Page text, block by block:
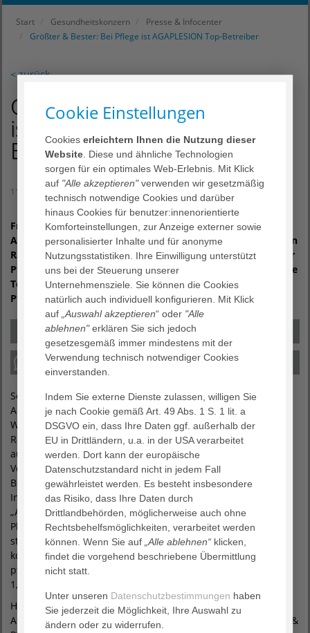
Start Gesundheitskonzern
Presse & Infocenter
Größter & Bester: Bei Pflege ist AGAPLESION Top-Betreiber
< zurück
Größter & Bester: Bei Pflege
ist AGAPLESION Top-
Betreiber
11. Februar 2019
Frankfurt am Main – Gleich zweimal verzeichnet
AGAPLESION im Bereich Pflege Erfolge: sowohl im aktuellen
Ranking von CARE Invest als auch im Magazin „Am Puls der
Pflege“ von pflegemarkt.com. Beide Platzierungen unter die
Top-Betreiber zeigen, dass AGAPLESION auf die richtige
Pflegestrategie setzt: Wachstum und Qualität.
Seit Jahren steigt die Anzahl an Pflegeheimen und
Ambulanten Diensten in Deutschland. Der demografische
Wandel beschleunigt diese Entwicklung. „Die beiden
Rankings zeigen, dass wir auf diesem Markt sehr gut
aufgestellt sind“, sagt Dr. Markus Horneber,
Vorstandsvorsitzender AGAPLESION gAG. Gemeint sind die
Branchenvergleiche der größten Top-Betreiber von CARE
Invest 2019 (Platz 20) und von pflegemarkt.com im Magazin
„Am Puls der Pflege“ (3/2018). Hier erreichte AGAPLESION
Platz 23. Beide Branchendienste vergleichen die Anzahl der
stationären Pflegeplätze. Im Vorjahr erhielten die
konzernweiten Ambulanten Pflegedienste laut
pflegemarkt.com sogar die besten MDK-Noten (Durchschnitt:
1,0).
Horneber wertet die Ergebnisse als Beleg dafür, dass die
AGAPLESION Pflegestrategie richtig ist: Der Bereich Wohnen &
Cookie Einstellungen
Cookieserleichtern Ihnen die Nutzung dieser
Website . Diese und ähnliche Technologien
sorgen für ein optimales Web-Erlebnis. Mit Klick
auf "Alle akzeptieren"verwenden wir gesetzmäßig
technisch notwendige Cookies und darüber
hinaus Cookies für benutzer:innenorientierte
Komforteinstellungen, zur Anzeige externer sowie
personalisierter Inhalte und für anonyme
Nutzungsstatistiken. Ihre Einwilligung unterstützt
uns bei der Steuerung unserer
Unternehmensziele. Sie können die Cookies
natürlich auch individuell konfigurieren. Mit Klick
auf „Auswahl akzeptieren“ oder "Alle
ablehnen"erklären Sie sich jedoch
gesetzesgemäß immer mindestens mit der
Verwendung technisch notwendiger Cookies
einverstanden.
Indem Sie externe Dienste zulassen, willigen Sie
je nach Cookie gemäß Art. 49 Abs. 1 S. 1 lit. a
DSGVO ein, dass Ihre Daten ggf. außerhalb der
EU in Drittländern, u.a. in der USA verarbeitet
werden. Dort kann der europäische
Datenschutzstandard nicht in jedem Fall
gewährleistet werden. Es besteht insbesondere
das Risiko, dass Ihre Daten durch
Drittlandbehörden, möglicherweise auch ohne
Rechtsbehelfsmöglichkeiten, verarbeitet werden
können. Wenn Sie auf „Alle ablehnen“ klicken,
findet die vorgehend beschriebene Übermittlung
nicht statt.
Unter unseren Datenschutzbestimmungen haben
Sie jederzeit die Möglichkeit, Ihre Auswahl zu
ändern oder zu widerrufen.